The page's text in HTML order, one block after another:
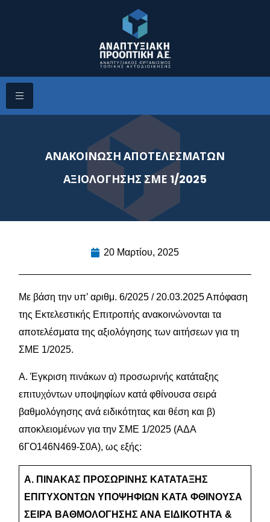
ΑΝΑΚΟΙΝΩΣΗ ΑΠΟΤΕΛΕΣΜΑΤΩΝ
ΑΞΙΟΛΟΓΗΣΗΣ ΣΜΕ 1/2025
20 Μαρτίου, 2025
Με βάση την υπ’ αριθμ. 6/2025 / 20.03.2025 Απόφαση
της Εκτελεστικής Επιτροπής ανακοινώνονται τα
αποτελέσματα της αξιολόγησης των αιτήσεων για τη
ΣΜΕ 1/2025.
Α. Έγκριση πινάκων α) προσωρινής κατάταξης
επιτυχόντων υποψηφίων κατά φθίνουσα σειρά
βαθμολόγησης ανά ειδικότητας και θέση και β)
αποκλειομένων για την ΣΜΕ 1/2025 (ΑΔΑ
6ΓΟ146Ν469-Σ0Α), ως εξής:
Α. ΠΙΝΑΚΑΣ ΠΡΟΣΩΡΙΝΗΣ ΚΑΤΑΤΑΞΗΣ
ΕΠΙΤΥΧΟΝΤΩΝ ΥΠΟΨΗΦΙΩΝ ΚΑΤΑ ΦΘΙΝΟΥΣΑ
ΣΕΙΡΑ ΒΑΘΜΟΛΟΓΗΣΗΣ ΑΝΑ ΕΙΔΙΚΟΤΗΤΑ &